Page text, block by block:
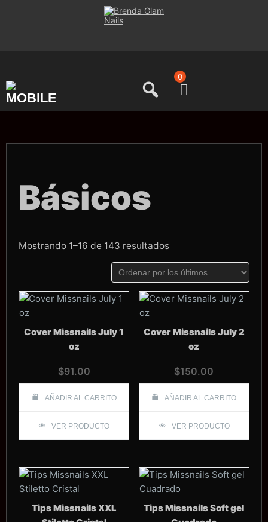
0
Básicos
Mostrando 1–16 de 143 resultadosOrdenado
por
los
últimos
Cover Missnails July 1
oz
$91.00
AÑADIR AL CARRITO
VER PRODUCTO
Cover Missnails July 2
oz
$150.00
AÑADIR AL CARRITO
VER PRODUCTO
Tips Missnails XXL
Tips Missnails Soft gel